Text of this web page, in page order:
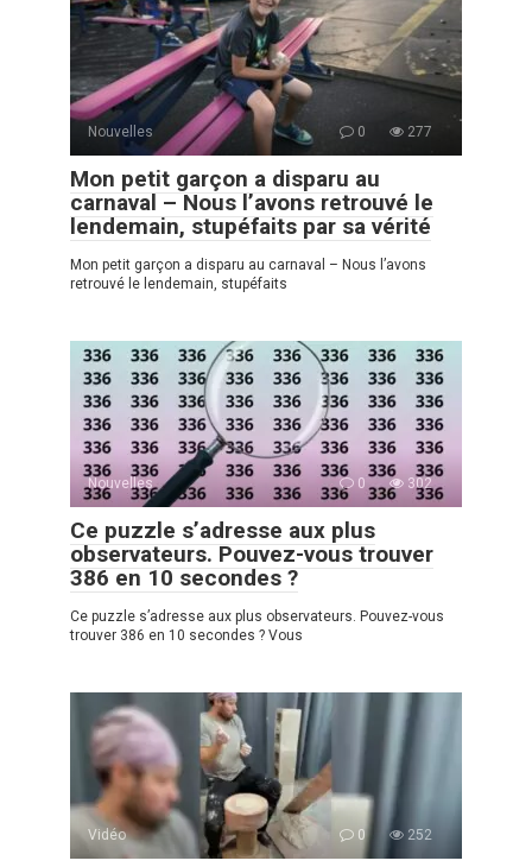
Nouvelles 0 277
Mon petit garçon a disparu au
carnaval – Nous l’avons retrouvé le
lendemain, stupéfaits par sa vérité
Mon petit garçon a disparu au carnaval – Nous l’avons
retrouvé le lendemain, stupéfaits
Nouvelles 0 302
Ce puzzle s’adresse aux plus
observateurs. Pouvez-vous trouver
386 en 10 secondes ?
Ce puzzle s’adresse aux plus observateurs. Pouvez-vous
trouver 386 en 10 secondes ? Vous
Vidéo 0 252